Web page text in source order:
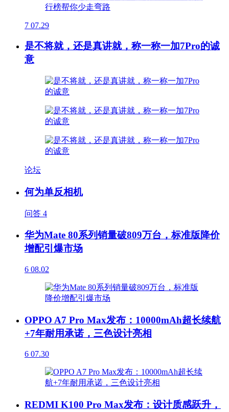
7 07.29
是不将就，还是真讲就，称一称一加7Pro的诚
意
论坛
何为单反相机
问答 4
华为Mate 80系列销量破809万台，标准版降价
增配引爆市场
6 08.02
OPPO A7 Pro Max发布：10000mAh超长续航
+7年耐用承诺，三色设计亮相
6 07.30
REDMI K100 Pro Max发布：设计质感跃升，